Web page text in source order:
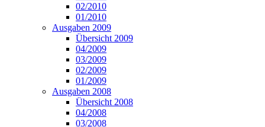
02/2010
01/2010
Ausgaben 2009
Übersicht 2009
04/2009
03/2009
02/2009
01/2009
Ausgaben 2008
Übersicht 2008
04/2008
03/2008